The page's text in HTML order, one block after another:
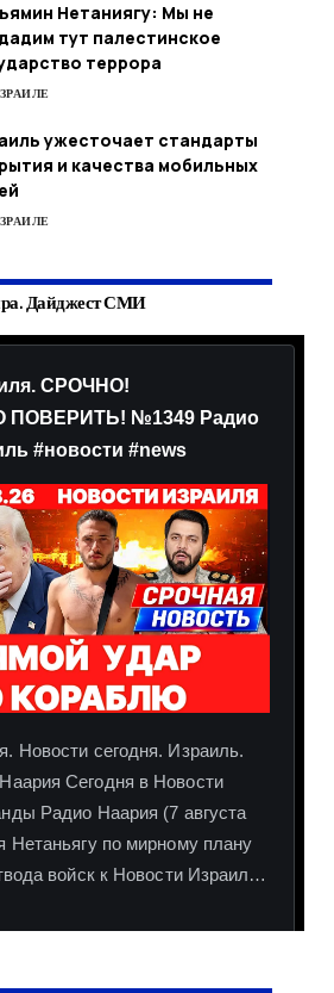
Нетаниягу: Мы не
тут палестинское
террора
ужесточает стандарты
и качества мобильных
Дайджест СМИ